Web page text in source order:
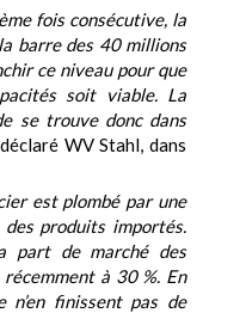
fois consécutive, la
barre des 40 millions
ce niveau pour que
soit viable. La
se trouve donc dans
WV Stahl, dans
est plombé par une
produits importés.
part de marché des
à 30 %. En
n’en finissent pas de